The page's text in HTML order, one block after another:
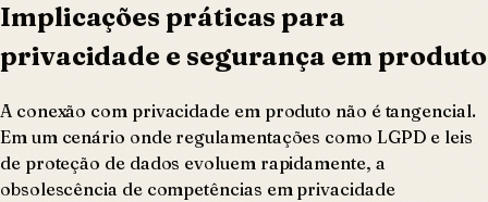
Implicações práticas para
privacidade e segurança em produto
A conexão com privacidade em produto não é tangencial.
Em um cenário onde regulamentações como LGPD e leis
de proteção de dados evoluem rapidamente, a
obsolescência de competências em privacidade